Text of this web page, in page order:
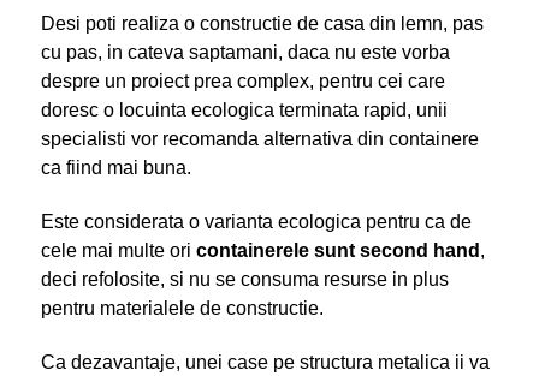
Desi poti realiza o constructie de casa din lemn, pas
cu pas, in cateva saptamani, daca nu este vorba
despre un proiect prea complex, pentru cei care
doresc o locuinta ecologica terminata rapid, unii
specialisti vor recomanda alternativa din containere
ca fiind mai buna.
Este considerata o varianta ecologica pentru ca de
cele mai multe ori containerele sunt second hand ,
deci refolosite, si nu se consuma resurse in plus
pentru materialele de constructie.
Ca dezavantaje, unei case pe structura metalica ii va